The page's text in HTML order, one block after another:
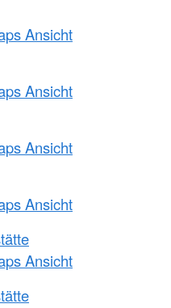
Ansicht
Ansicht
Ansicht
Ansicht
Ansicht